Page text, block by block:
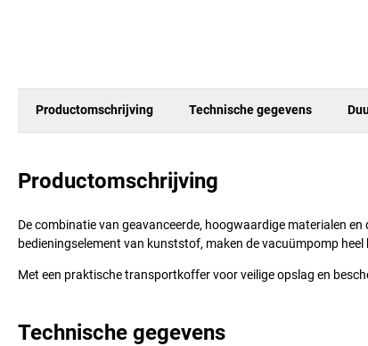
Productomschrijving Technische gegevens
Productomschrijving
De combinatie van geavanceerde, hoogwaardige materialen
bedieningselement van kunststof, maken de vacuümpomp
Met een praktische transportkoffer voor veilige opslag en
Technische gegevens